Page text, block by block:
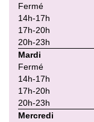
Fermé
14h-17h
17h-20h
20h-23h
Mardi
Fermé
14h-17h
17h-20h
20h-23h
Mercredi